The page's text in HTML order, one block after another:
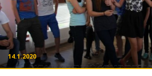
14.1.2020